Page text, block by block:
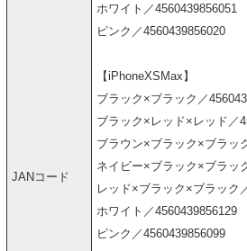
JANコード
ホワイト／4560439856051
ピンク／4560439856020
【iPhoneXSMax】
ブラック×ブラック／
ブラック×レッド×レッド／
ブラウン×ブラック×ブラッ
ネイビー×ブラック×ブラッ
レッド×ブラック×ブラック
ホワイト／4560439856129
ピンク／4560439856099